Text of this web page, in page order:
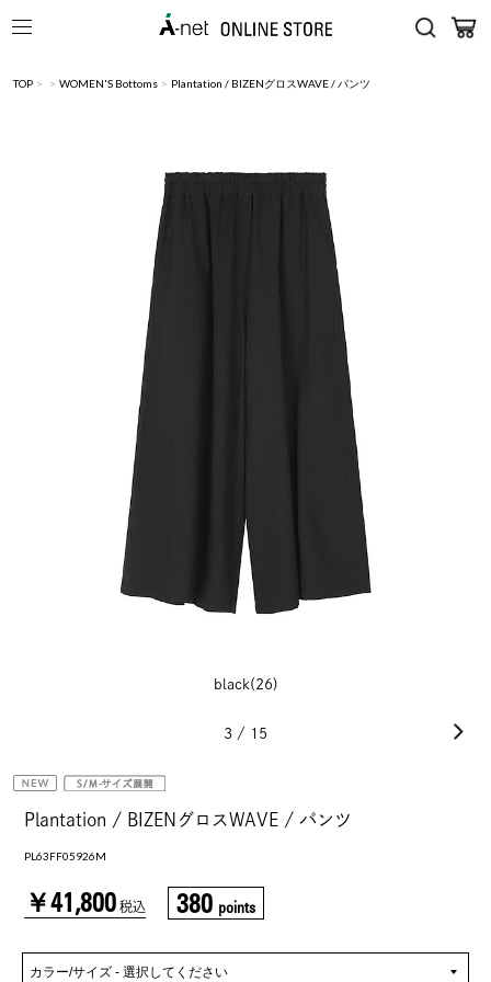
TOP > > WOMEN'S Bottoms > Plantation / BIZENグロスWAVE / パンツ
black(26)
3 / 15
Plantation / BIZENグロスWAVE / パンツ
PL63FF05926M
￥41,800 税込 380 points